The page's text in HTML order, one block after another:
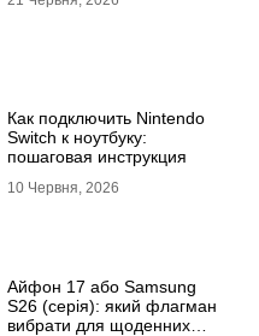
Как подключить Nintendo
Switch к ноутбуку:
пошаговая инструкция
10 Червня, 2026
Айфон 17 або Samsung
S26 (серія): який флагман
вибрати для щоденних